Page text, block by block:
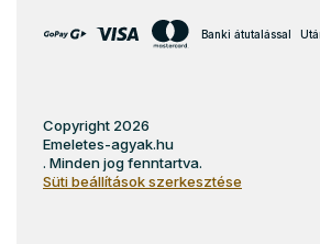
Banki átutalással
Copyright 2026
Emeletes-agyak.hu
. Minden jog fenntartva.
Süti beállítások szerkesztése